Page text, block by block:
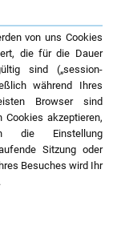
von uns Cookies
die für die Dauer
sind („session-
während Ihres
Browser sind
akzeptieren,
die Einstellung
Sitzung oder
Besuches wird Ihr